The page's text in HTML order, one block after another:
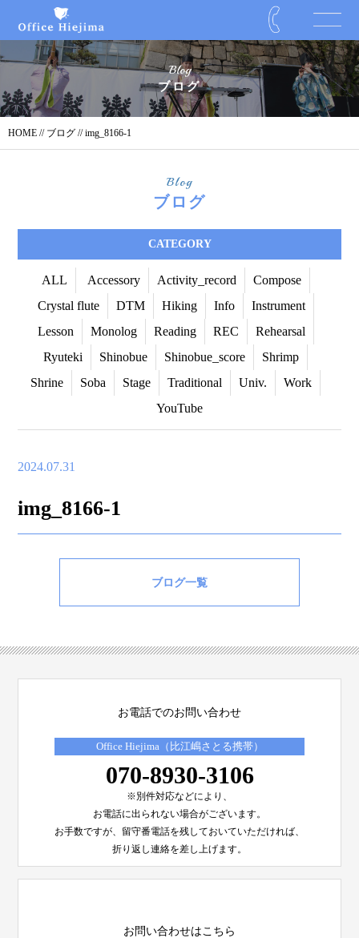
Blog
ブログ
HOME // ブログ // img_8166-1
Blog
ブログ
CATEGORY
ALL Accessory Activity_record
Compose
Crystal flute
DTM Hiking Info
Instrument
Lesson
Monolog Reading REC
Rehearsal
Ryuteki
Shinobue Shinobue_score
Shrimp
Shrine
Soba Stage Traditional Univ.
Work
YouTube
2024.07.31
img_8166-1
ブログ一覧
お電話でのお問い合わせ
Office Hiejima（比江嶋さとる携帯）
070-8930-3106
※別件対応などにより、
お電話に出られない場合がございます。
お手数ですが、留守番電話を残しておいていただければ、
折り返し連絡を差し上げます。
お問い合わせはこちら